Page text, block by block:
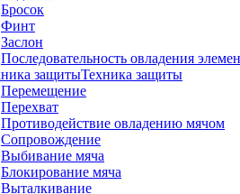
Бросок
Финт
Заслон
Последовательность овладения
Техника защиты
Перемещение
Перехват
Противодействие овладению мячом
Сопровождение
Выбивание мяча
Блокирование мяча
Выталкивание